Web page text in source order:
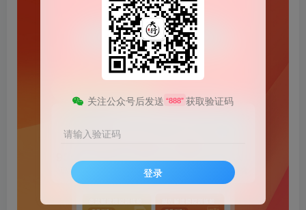
关注公众号后发送 “888” 获取验证码
请输入验证码
登录